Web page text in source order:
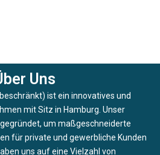
Uns
ist ein innovatives und
mit Sitz in Hamburg. Unser
um maßgeschneiderte
für private und gewerbliche Kunden
uns auf eine Vielzahl von